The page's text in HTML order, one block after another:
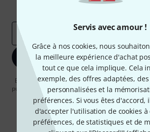
Servis avec amour !
Grâce à nos cookies, nous
la meilleure expérience d'achat
tout ce que cela implique. Cela
exemple, des offres adaptées,
personnalisées et la
préférences. Si vous êtes d'accord,
d'accepter l'utilisation de cookies
préférences, de statistiques et de
Adresse e-mail
S'inscrire maintenant
En cliquant sur "S'inscrire maintenant", vous
publicités par e-mail. La désinscription est
pouvez trouver plus d'informations à ce sujet
confidentialité.
* Requis